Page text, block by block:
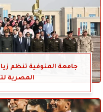
جامعة المنوفية تنظم
المصرية